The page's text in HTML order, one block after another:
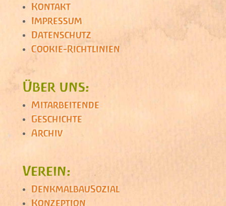
Kontakt
Impressum
Datenschutz
Cookie-Richtlinien
Über uns:
Mitarbeitende
Geschichte
Archiv
Verein:
DenkmalbauSozial
Konzeption